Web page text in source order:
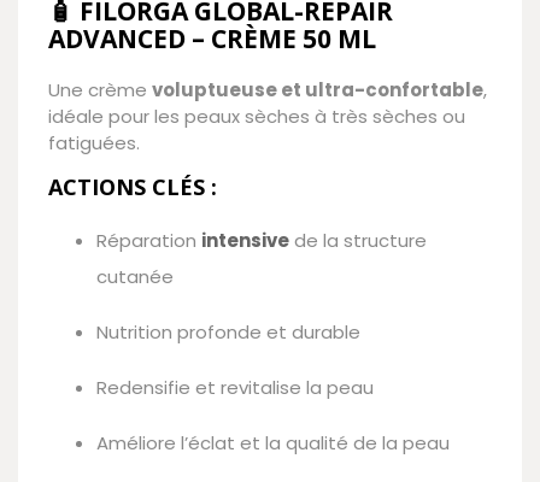
🧴 FILORGA GLOBAL-REPAIR
ADVANCED – CRÈME 50 ML
Une crème voluptueuse et ultra-confortable,
idéale pour les peaux sèches à très sèches ou
fatiguées.
ACTIONS CLÉS :
Réparation intensivede la structure
cutanée
Nutrition profonde et durable
Redensifie et revitalise la peau
Améliore l’éclat et la qualité de la peau